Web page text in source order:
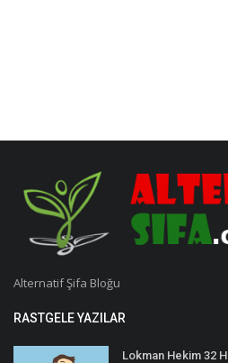
Alternatif Şifa Bloğu
RASTGELE YAZILAR
Lokman Hekim 32